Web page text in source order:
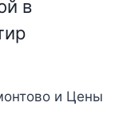
в
и Цены